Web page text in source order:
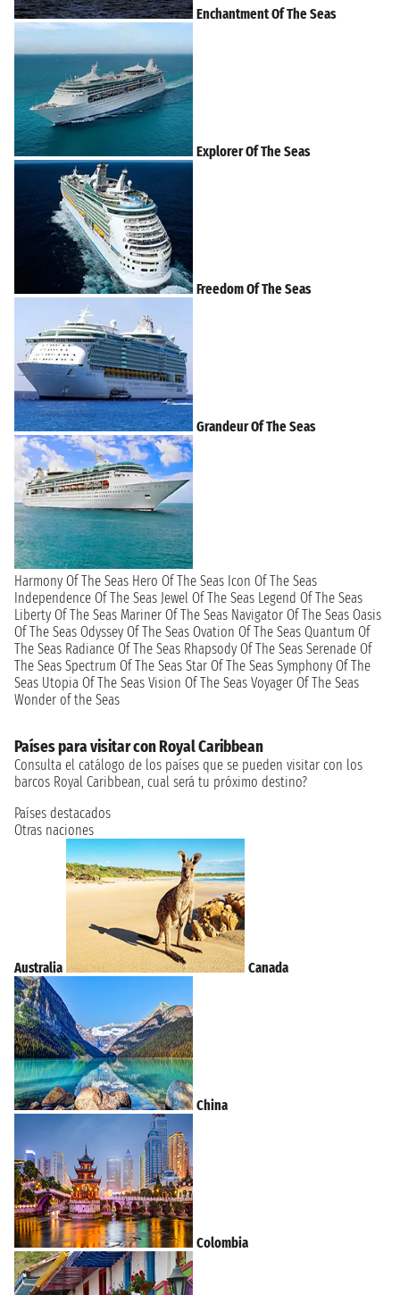
Enchantment Of The Seas
Explorer Of The Seas
Freedom Of The Seas
Grandeur Of The Seas
Harmony Of The Seas Hero Of The Seas Icon Of The Seas
Independence Of The Seas Jewel Of The Seas Legend Of The Seas
Liberty Of The Seas Mariner Of The Seas Navigator Of The Seas Oasis
Of The Seas Odyssey Of The Seas Ovation Of The Seas Quantum Of
The Seas Radiance Of The Seas Rhapsody Of The Seas Serenade Of
The Seas Spectrum Of The Seas Star Of The Seas Symphony Of The
Seas Utopia Of The Seas Vision Of The Seas Voyager Of The Seas
Wonder of the Seas
Países para visitar con Royal Caribbean
Consulta el catálogo de los países que se pueden visitar con los
barcos Royal Caribbean, cual será tu próximo destino?
Países destacados
Otras naciones
Australia Canada
China
Colombia